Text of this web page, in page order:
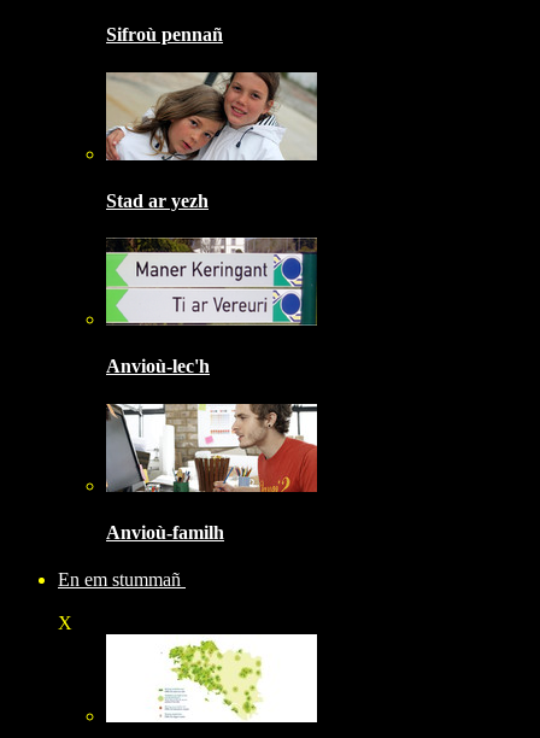
Sifroù pennañ
Stad ar yezh
Anvioù-lec'h
Anvioù-familh
En em stummañ
X